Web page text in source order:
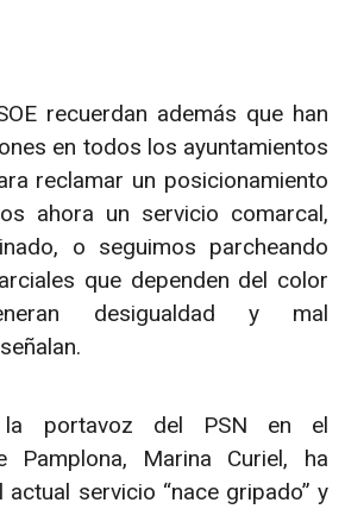
recuerdan además que han
en todos los ayuntamientos
reclamar un posicionamiento
ahora un servicio comarcal,
o seguimos parcheando
que dependen del color
desigualdad y mal
portavoz del PSN en el
Pamplona, Marina Curiel, ha
servicio “nace gripado” y